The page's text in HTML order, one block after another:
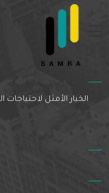
Nothing Found
searching can help.
الخيار الأمثل